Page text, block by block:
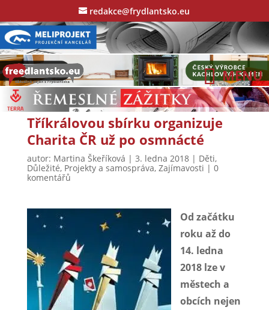
redakce@frydlantsko.eu
Tříkrálovou sbírku organizuje
Charita ČR už po osmnácté
autor: Martina Škeříková | 3. ledna 2018| Děti,
Důležité, Projekty a samospráva, Zajímavosti | 0
komentářů
Od začátku
roku až do
14. ledna
2018 lze v
městech a
obcích nejen